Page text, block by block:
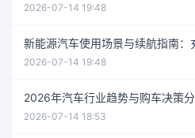
2026-07-14 19:48
新能源汽车使用场景与续航指南：
2026-07-14 19:48
2026年汽车行业趋势与购车决策
2026-07-14 18:53